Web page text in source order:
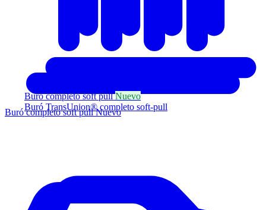
Buró completo soft pullNuevo
Buró TransUnion® completo soft-pull
Buró completo soft pullNuevo